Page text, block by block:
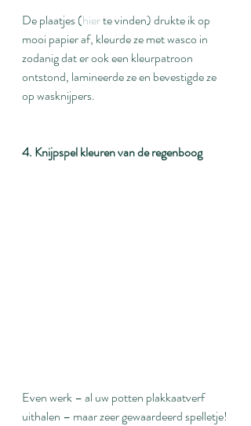
De plaatjes (hier te vinden) drukte ik op
mooi papier af, kleurde ze met wasco in
zodanig dat er ook een kleurpatroon
ontstond, lamineerde ze en bevestigde ze
op wasknijpers.
4. Knijpspel kleuren van de regenboog
Even werk – al uw potten plakkaatverf
uithalen – maar zeer gewaardeerd spelletje!